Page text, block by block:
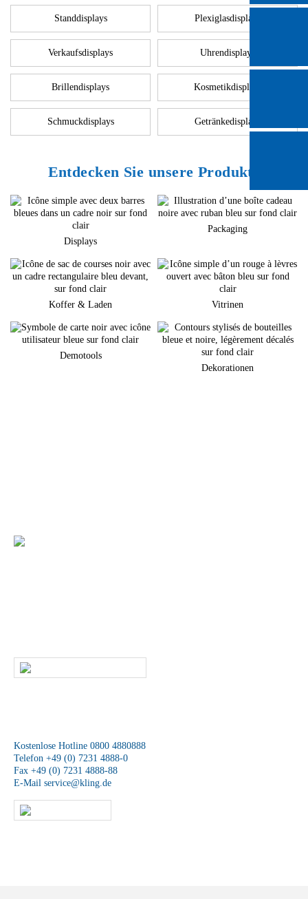
Standdisplays Plexiglasdisplays
Verkaufsdisplays Uhrendisplays
Brillendisplays Kosmetikdisplays
Schmuckdisplays Getränkedisplays
Entdecken Sie unsere Produkte
Displays
Packaging
Koffer & Laden Vitrinen
Demotools
Dekorationen
Kostenlose Hotline 0800 4880888
Telefon +49 (0) 7231 4888-0
Fax +49 (0) 7231 4888-88
E-Mail service@kling.de